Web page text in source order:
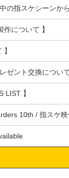
の指スケシーンか
作について 】
ゼント交換について
LIST 】
10th / 指スケ映